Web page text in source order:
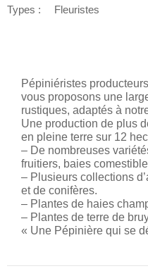
Types :
Fleuristes
Pépiniéristes
vous proposons une
rustiques, adaptés à
Une production de plus
en pleine terre sur 12
– De nombreuses
fruitiers, baies
– Plusieurs collections
et de conifères.
– Plantes de haies
– Plantes de terre de
« Une Pépinière qui se